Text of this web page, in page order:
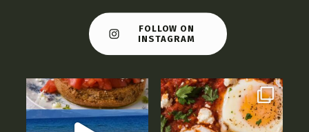
FOLLOW ON
INSTAGRAM